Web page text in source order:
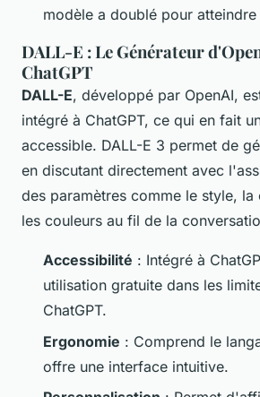
modèle a doublé pour
DALL-E : Le Générateur
ChatGPT
DALL-E, développé par OpenAI,
intégré à ChatGPT, ce qui en fait
accessible. DALL-E 3 permet de
en discutant directement avec
des paramètres comme le style,
les couleurs au fil de la
Accessibilité : Intégré à
utilisation gratuite dans les
ChatGPT.
Ergonomie : Comprend le
offre une interface intuitive.